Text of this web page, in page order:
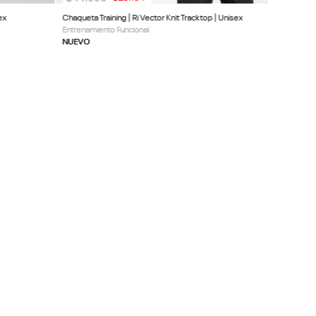
Chaqueta Training | Ri Vector Knit Tracktop | Unisex
Entrenamiento Funcional
NUEVO